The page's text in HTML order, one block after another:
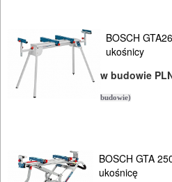
SPAWALNICTWO
URZĄDZENIA
ROZRUCHOWE
OSPRZĘT
BOSCH
ukośnicy
w budowie
budowie)
BOSCH GTA
ukośnicę